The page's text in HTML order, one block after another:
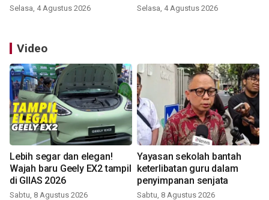
Selasa, 4 Agustus 2026 Selasa, 4 Agustus 2026
Video
Lebih segar dan elegan!
Wajah baru Geely EX2 tampil
di GIIAS 2026
Sabtu, 8 Agustus 2026
Yayasan sekolah bantah
keterlibatan guru dalam
penyimpanan senjata
Sabtu, 8 Agustus 2026